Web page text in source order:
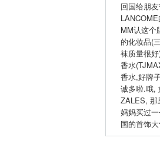
回国给朋
MM认这个
的化妆品(
袜质量很
香水
香水,好牌
诚多啦.哦,
ZALES, 那
妈妈买过
国的首饰